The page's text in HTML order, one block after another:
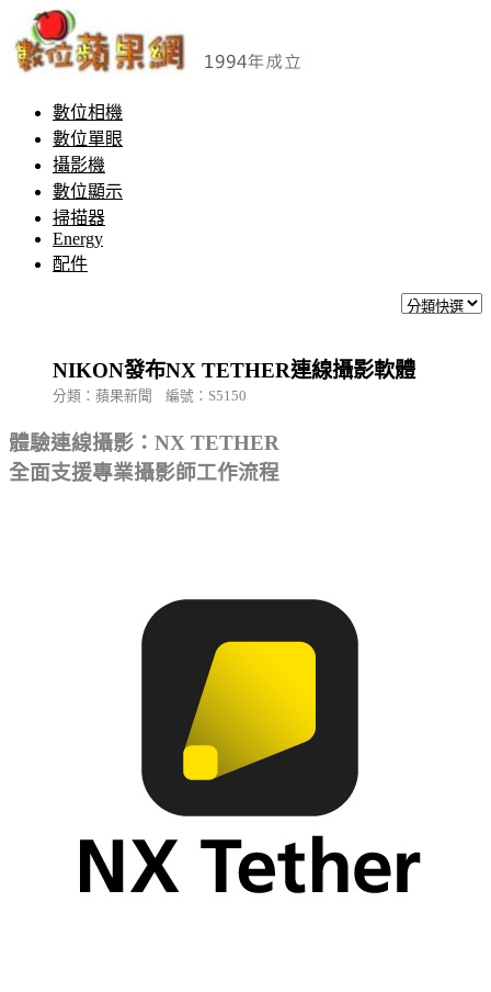
數位相機
數位單眼
攝影機
數位顯示
掃描器
Energy
配件
NIKON發布NX TETHER連線攝影軟體
分類：蘋果新聞 編號：S5150
體驗連線攝影：NX TETHER
全面支援專業攝影師工作流程